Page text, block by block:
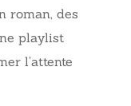
roman, des
playlist
l’attente